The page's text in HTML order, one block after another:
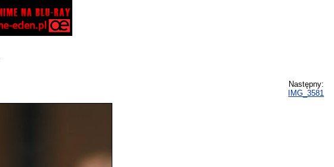
Następny:
IMG_3581